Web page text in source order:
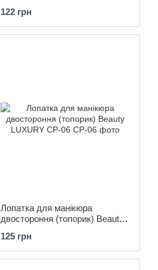
122 грн
Лопатка для манікюра
двостороння (топорик) Beauty
125 грн